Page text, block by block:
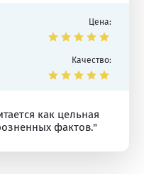
Цена:
Качество:
как цельная
фактов."